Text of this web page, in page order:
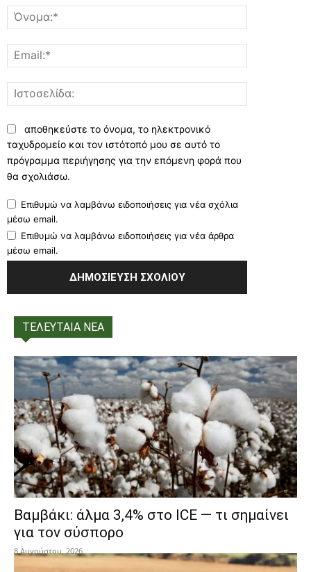
αποθηκεύστε το όνομα, το ηλεκτρονικό
ταχυδρομείο και τον ιστότοπό μου σε αυτό το
πρόγραμμα περιήγησης για την επόμενη φορά που
θα σχολιάσω.
Επιθυμώ να λαμβάνω ειδοποιήσεις για νέα σχόλια
μέσω email.
Επιθυμώ να λαμβάνω ειδοποιήσεις για νέα άρθρα
μέσω email.
ΤΕΛΕΥΤΑΙΑ ΝΕΑ
Βαμβάκι: άλμα 3,4% στο ICE — τι σημαίνει
για τον σύσπορο
8 Αυγούστου, 2026